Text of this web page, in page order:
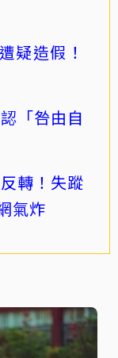
疑造假！
「咎由自
轉！失蹤
氣炸